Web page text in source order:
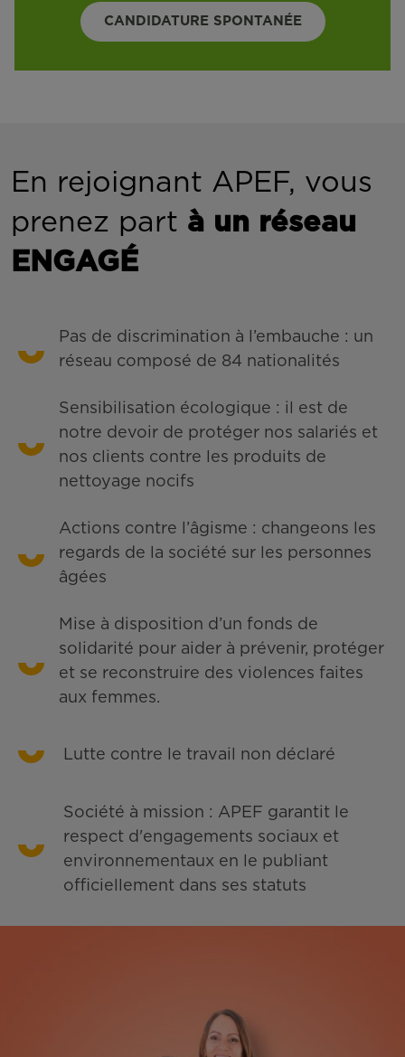
CANDIDATURE SPONTANÉE
En rejoignant APEF, vous
prenez part à un réseau
ENGAGÉ
Pas de discrimination à l’embauche : un
réseau composé de 84 nationalités
Sensibilisation écologique : il est de
notre devoir de protéger nos salariés et
nos clients contre les produits de
nettoyage nocifs
Actions contre l’âgisme : changeons les
regards de la société sur les personnes
âgées
Mise à disposition d’un fonds de
solidarité pour aider à prévenir, protéger
et se reconstruire des violences faites
aux femmes.
Lutte contre le travail non déclaré
Société à mission : APEF garantit le
respect d'engagements sociaux et
environnementaux en le publiant
officiellement dans ses statuts